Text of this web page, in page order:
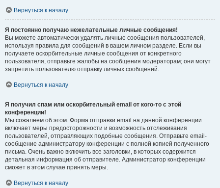
Вернуться к началу
Я постоянно получаю нежелательные личные сообщения!
Вы можете автоматически удалять личные сообщения пользователей,
используя правила для сообщений в вашем личном разделе. Если вы
получаете оскорбительные личные сообщения от конкретного
пользователя, отправьте жалобы на сообщения модераторам; они могут
запретить пользователю отправку личных сообщений.
Вернуться к началу
Я получил спам или оскорбительный email от кого-то с этой
конференции!
Мы сожалеем об этом. Форма отправки email на данной конференции
включает меры предосторожности и возможность отслеживания
пользователей, отправляющих подобные сообщения. Отправьте email-
сообщение администратору конференции с полной копией полученного
письма. Очень важно включить все заголовки, в которых содержится
детальная информация об отправителе. Администратор конференции
сможет в этом случае принять меры.
Вернуться к началу